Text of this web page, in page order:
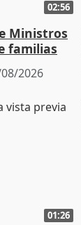
02:56
Ministros
familias
2026
01:26